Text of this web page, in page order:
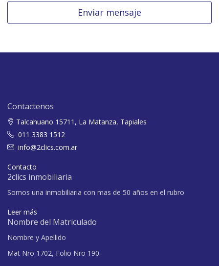
Enviar mensaje
Contactenos
Talcahuano 15711, La Matanza, Tapiales
011 3383 1512
info@2clics.com.ar
Contacto
2clics inmobiliaria
Somos una inmobiliaria con mas de 50 años en el rubro
Leer más
Nombre del Matriculado
Nombre y Apellido
Mat Nro 1702, Folio Nro 190.